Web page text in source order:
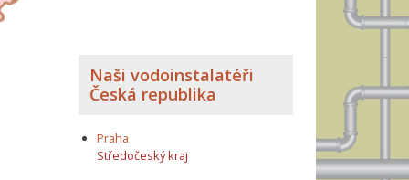
Naši vodoinstalatéři
Česká republika
Praha
Středočeský kraj